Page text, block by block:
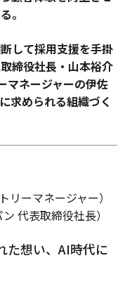
。
して採用支援を手掛
締役社長・山本裕介
ネージャーの伊佐
求められる組織づく
ーマネージャー）
代表取締役社長）
た想い、AI時代に